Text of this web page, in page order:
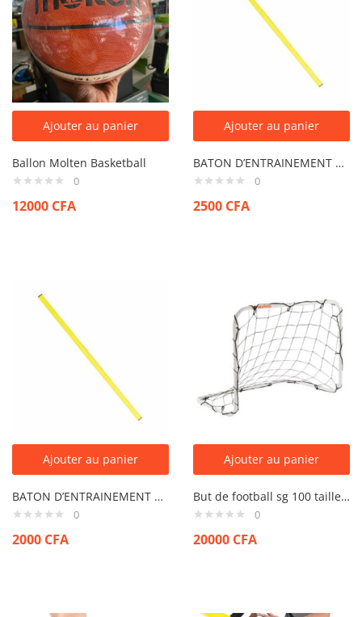
Ajouter au panier
Ballon Molten Basketball
0
12000 CFA
Ajouter au panier
BATON D’ENTRAINEMENT 1.5M
0
2500 CFA
Ajouter au panier
BATON D’ENTRAINEMENT 1M
0
2000 CFA
Ajouter au panier
But de football sg 100 taille s blanc
0
20000 CFA